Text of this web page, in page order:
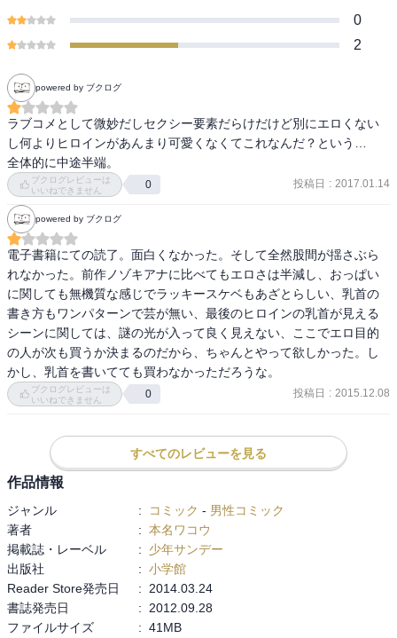
0
2
powered by ブクログ
ラブコメとして微妙だしセクシー要素だらけだけど別にエロくない
し何よりヒロインがあんまり可愛くなくてこれなんだ？という…
全体的に中途半端。
ブクログレビューは
いいねできません
0 投稿日 : 2017.01.14
powered by ブクログ
電子書籍にての読了。面白くなかった。そして全然股間が揺さぶら
れなかった。前作ノゾキアナに比べてもエロさは半減し、おっぱい
に関しても無機質な感じでラッキースケベもあざとらしい、乳首の
書き方もワンパターンで芸が無い、最後のヒロインの乳首が見える
シーンに関しては、謎の光が入って良く見えない、ここでエロ目的
の人が次も買うか決まるのだから、ちゃんとやって欲しかった。し
かし、乳首を書いてても買わなかっただろうな。
ブクログレビューは
いいねできません
0 投稿日 : 2015.12.08
すべてのレビューを見る
作品情報
ジャンル : コミック - 男性コミック
著者
: 本名ワコウ
掲載誌・レーベル
:
少年サンデー
出版社
: 小学館
Reader Store発売日
:
2014.03.24
書誌発売日
:
2012.09.28
ファイルサイズ
: 41MB